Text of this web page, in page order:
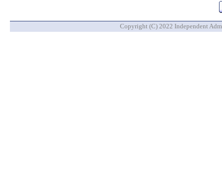
Copyright (C) 2022 Independent